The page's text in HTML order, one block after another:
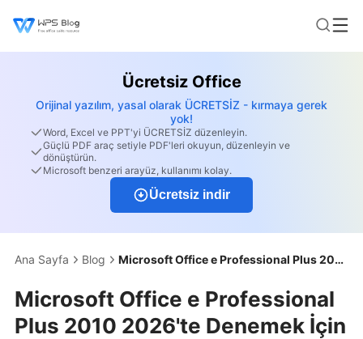
Ücretsiz Office
Orijinal yazılım, yasal olarak ÜCRETSİZ - kırmaya gerek
yok!
Word, Excel ve PPT'yi ÜCRETSİZ düzenleyin.
Güçlü PDF araç setiyle PDF'leri okuyun, düzenleyin ve
dönüştürün.
Microsoft benzeri arayüz, kullanımı kolay.
Ücretsiz indir
Ana Sayfa Blog Microsoft Office e Professional Plus 2010 2026'te Denemek İçin Yeterince İyi mi?
Microsoft Office e Professional
Plus 2010 2026'te Denemek İçin